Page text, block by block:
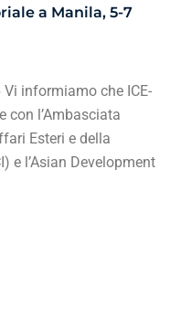
a Manila, 5-7
informiamo che ICE-
con l’Ambasciata
Esteri e della
e l’Asian Development